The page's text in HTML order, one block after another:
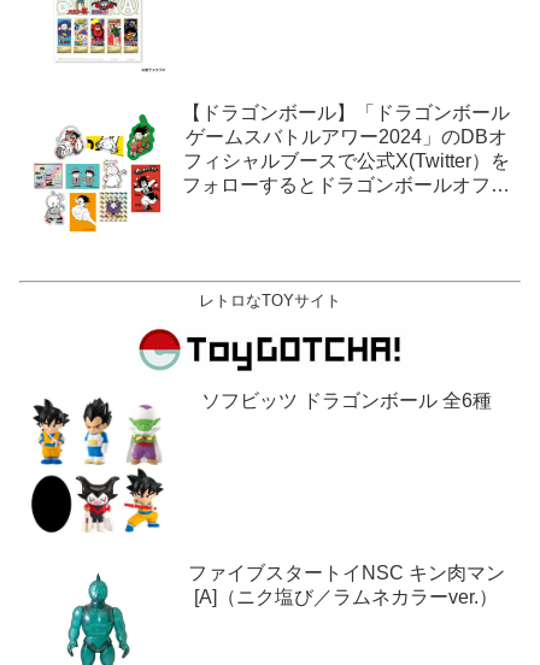
【ドラゴンボール】「ドラゴンボール
ゲームスバトルアワー2024」のDBオ
フィシャルブースで公式X(Twitter）を
フォローするとドラゴンボールオフィ
レトロなTOYサイト
ソフビッツ ドラゴンボール 全6種
ファイブスタートイNSC キン肉マン
[A]（ニク塩び／ラムネカラーver.）